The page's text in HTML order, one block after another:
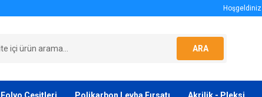
Hoşgeldiniz
ARA
Folyo Çeşitleri Polikarbon Levha Fırsatı Akrilik - Pleksi